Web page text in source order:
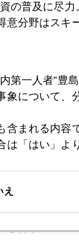
リシャ・スペイ
末な欧米の領土
も視野に
の普及に尽
意分野はスキ
第一人者”豊
象について、
含まれる内容
は「はい」よ
え